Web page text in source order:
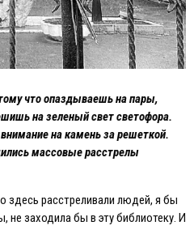
что опаздываешь на пары,
на зеленый свет светофора.
на камень за решеткой.
массовые расстрелы
здесь расстреливали людей, я бы
не заходила бы в эту библиотеку. И